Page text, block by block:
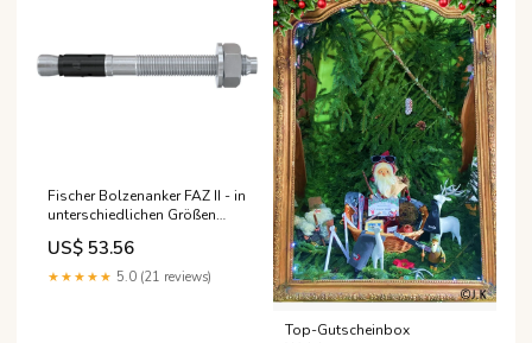
Fischer Bolzenanker FAZ II - in
unterschiedlichen Größen
Dimension:FAZ II 8/50
Bolzenanker - 50 Stk.
US$ 53.56
★★★★★ 5.0 (21 reviews)
Top-Gutscheinbox